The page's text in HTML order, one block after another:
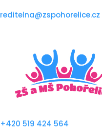
reditelna@zspohorelice.cz
+420 519 424 564